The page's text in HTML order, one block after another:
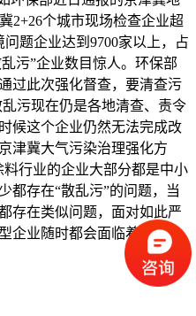
2+26个城市现场检查企业超
题企业达到9700家以上，占
污”企业数目惊人。环保部
过此次强化督查，要清查污
污现在仍是各地清查、责令
候这个企业仍然无法完成改
津冀大气污染治理强化方
行业的企业大部分都是中小
都存在“散乱污”的问题，当
存在类似问题，面对如此严
企业随时都会面临着关停、